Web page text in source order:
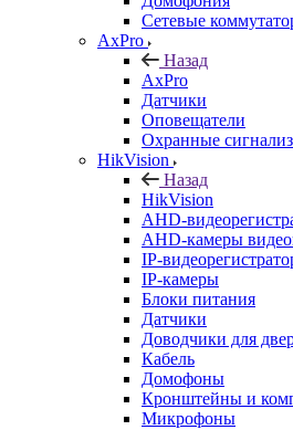
Сетевые
AxPro
Назад
AxPro
Датчики
Оповещатели
Охранные
HikVision
Назад
HikVision
AHD-
AHD-камеры
IP-
IP-камеры
Блоки питания
Датчики
Доводчики для
Кабель
Домофоны
Кронштейны и
Микрофоны